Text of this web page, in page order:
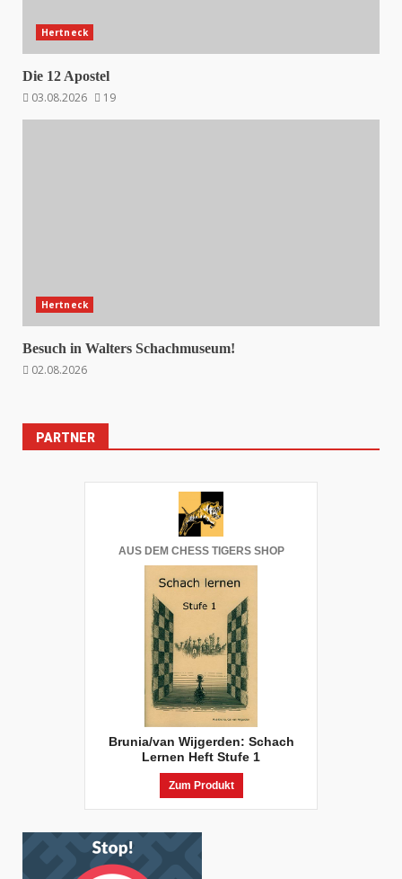
Hertneck
Die 12 Apostel
03.08.2026
19
Hertneck
Besuch in Walters Schachmuseum!
02.08.2026
PARTNER
AUS DEM CHESS TIGERS SHOP
Brunia/van Wijgerden: Schach
Lernen Heft Stufe 1
Zum Produkt